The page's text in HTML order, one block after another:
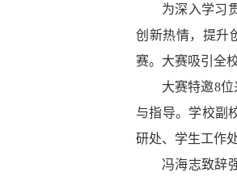
为深入学习
创新热情，提升
赛。 大赛吸引全
大赛特邀8位
与指导。学校副
研处、 学生工作
冯海志致辞